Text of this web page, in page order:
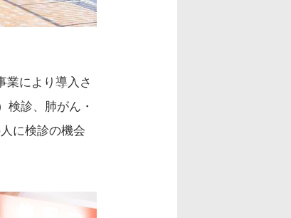
業により導入さ
検診、肺がん・
に検診の機会